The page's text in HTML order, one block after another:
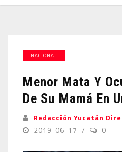
NACIONAL
Menor Mata Y
De Su Mamá En
Redacción Yucatán
2019-06-17
0